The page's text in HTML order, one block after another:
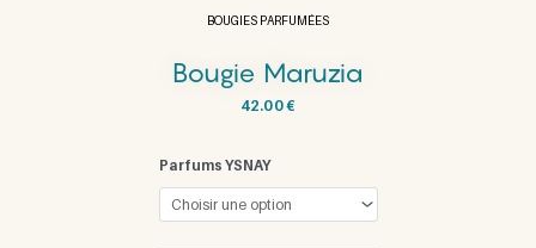
BOUGIES PARFUMÉES
Bougie Maruzia
42.00€
Parfums YSNAY